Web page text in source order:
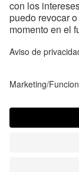
Satisfyer Connect
Política de
Your California